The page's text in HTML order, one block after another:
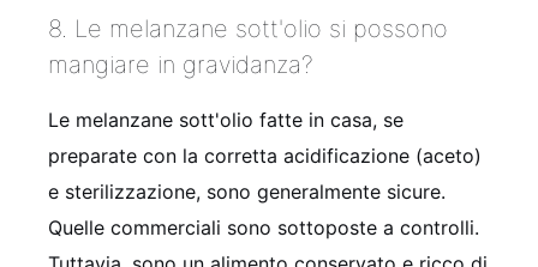
8. Le melanzane sott'olio si possono
mangiare in gravidanza?
Le melanzane sott'olio fatte in casa, se
preparate con la corretta acidificazione (aceto)
e sterilizzazione, sono generalmente sicure.
Quelle commerciali sono sottoposte a controlli.